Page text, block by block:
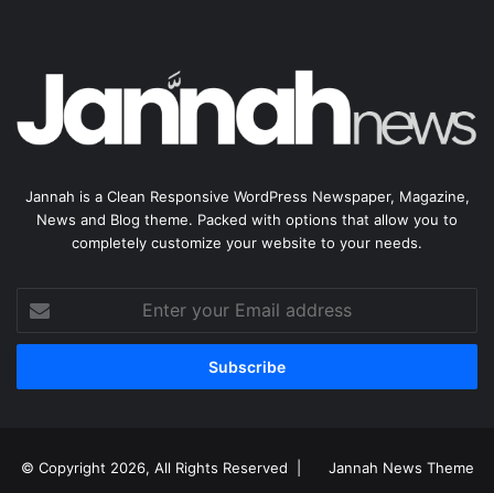
Jannah is a Clean Responsive WordPress Newspaper, Magazine,
News and Blog theme. Packed with options that allow you to
completely customize your website to your needs.
your
Email
© Copyright 2026, All Rights Reserved | Jannah News Theme